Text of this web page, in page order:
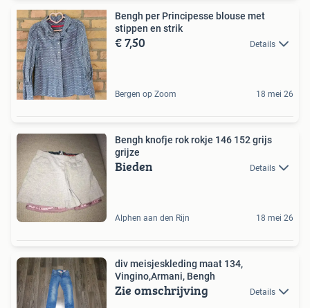
Bengh per Principesse blouse met
stippen en strik
€ 7,50 Details
Bergen op Zoom 18 mei 26
Bengh knofje rok rokje 146 152 grijs
grijze
Bieden Details
Alphen aan den Rijn 18 mei 26
div meisjeskleding maat 134,
Vingino,Armani, Bengh
Zie omschrijving Details